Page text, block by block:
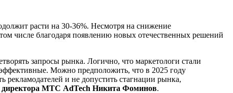
расти на 30-36%. Несмотря на снижение
числе благодаря появлению новых отечественных решений
запросы рынка. Логично, что маркетологи стали
Можно предположить, что в 2025 году
и не допустить стагнации рынка,
директора МТС AdTech Никита Фоминов.